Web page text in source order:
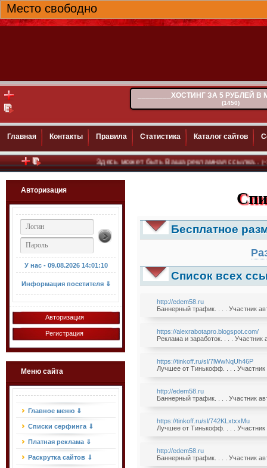
Место свободно
________ХОСТИНГ ЗА 5 РУБЛЕЙ В
(1450)
Главная Контакты Правила Статистика Каталог сайтов
Здесь может быть Ваша рекламная ссылка..(~100)
Авторизация
У нас - 09.08.2026 14:01:12
Информация посетителя ⇓
Авторизация
Регистрация
Меню сайта
Главное меню ⇓
Списки серфинга ⇓
Платная реклама ⇓
Раскрутка сайтов ⇓
Бесплатное
Список всех
http://edem58.ru
Баннерный трафик. . . . Участник
https://alexrabotapro.blogspot.com/
Реклама и заработок. . . . Участник
https://tinkoff.ru/sl/7lWwNqUh46P
Лучшее от Тинькофф. . . . Участник
http://edem58.ru
Баннерный трафик. . . . Участник
https://tinkoff.ru/sl/742KLxtxxMu
Лучшее от Тинькофф. . . . Участник
http://edem58.ru
Баннерный трафик. . . . Участник